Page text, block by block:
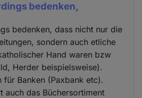
bedenken,
bedenken, dass nicht nur die
sondern auch etliche
Hand waren bzw
Herder beispielsweise).
für Banken (Paxbank etc).
auch das Büchersortiment